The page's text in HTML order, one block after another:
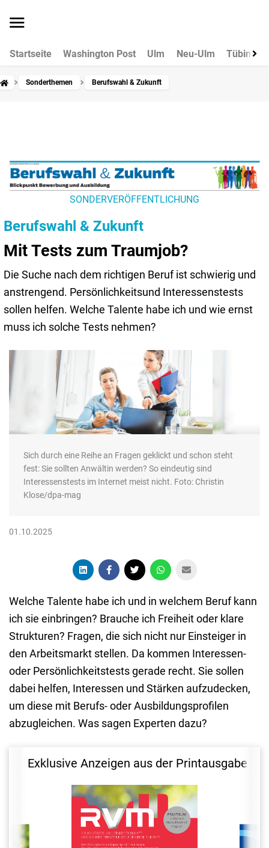
Startseite Washington Post Ulm Neu-Ulm Tübingen
Sonderthemen Berufswahl & Zukunft
SONDERVERÖFFENTLICHUNG
Berufswahl & Zukunft
Mit Tests zum Traumjob?
Die Suche nach dem richtigen Beruf ist schwierig und
anstrengend. Persönlichkeitsund Interessenstests
sollen helfen. Welche Talente habe ich und wie ernst
muss ich solche Tests nehmen?
Sich durch eine Reihe an Fragen geklickt und schon steht
fest: Sie sollten Anwältin werden? So eindeutig sind
Interessenstests im Internet meist nicht. Foto: Christin
Klose/dpa-mag
01.10.2025
Welche Talente habe ich und in welchem Beruf kann
ich sie einbringen? Brauche ich Freiheit oder klare
Strukturen? Fragen, die sich nicht nur Einsteiger in
den Arbeitsmarkt stellen. Da kommen Interessen-
oder Persönlichkeitstests gerade recht. Sie sollen
dabei helfen, Interessen und Stärken aufzudecken,
um diese mit Berufs- oder Ausbildungsprofilen
abzugleichen. Was sagen Experten dazu?
Exklusive Anzeigen aus der Printausgabe